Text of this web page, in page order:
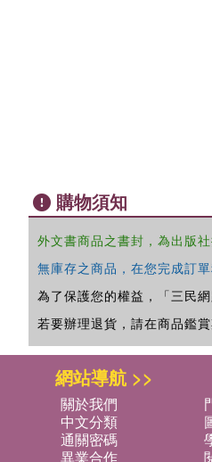
購物須知
外文書商品之書封，為出版
無庫存之商品，在您完成訂
為了保護您的權益，「三民網
若要辦理退貨，請在商品鑑
網站導航 >>
關於我們
中文分類
通關密碼
異業合作